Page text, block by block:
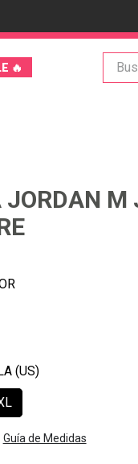
🔥
JORDAN M
Guía de Medidas